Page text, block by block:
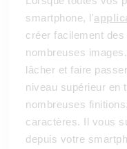
smartphone, l'
créer facilement
nombreuses
lâcher et faire
niveau supérieur en
nombreuses
caractères. Il vous
depuis votre